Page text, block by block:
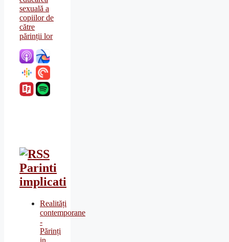
Parinti
implicati
Realități
contemporane
-
Părinți
in